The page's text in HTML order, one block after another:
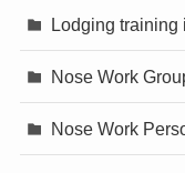
Lodging training
Nose Work
Nose Work